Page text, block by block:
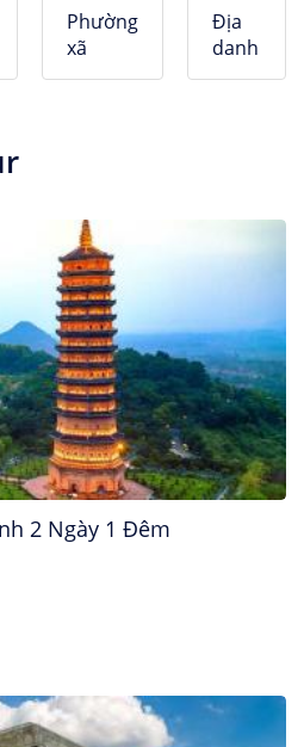
Phường
xã
Địa
danh
2 Ngày 1 Đêm